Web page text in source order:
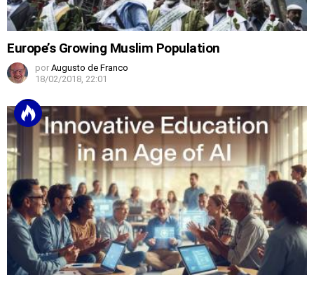
Europe’s Growing Muslim Population
por Augusto de Franco
18/02/2018, 22:01